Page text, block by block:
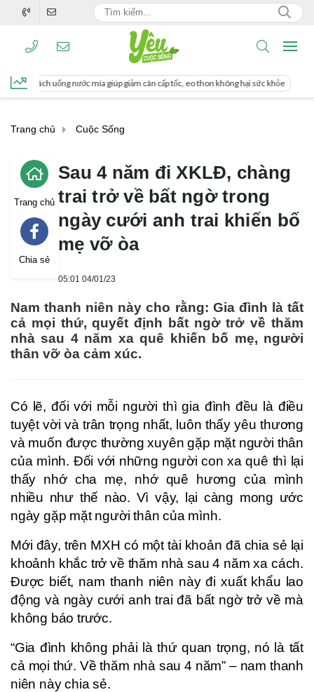
giảm cân cấp tốc, eo thon không hại sức khỏe Miền Bắc sắp xuất hiện
Trang chủ Cuộc Sống
Trang chủ
Chia sẻ
Sau 4 năm đi XKLĐ, chàng
trai trở về bất ngờ trong
ngày cưới anh trai khiến bố
mẹ vỡ òa
05:01 04/01/23
Nam thanh niên này cho rằng: Gia đình là tất
cả mọi thứ, quyết định bất ngờ trở về thăm
nhà sau 4 năm xa quê khiến bố mẹ, người
thân vỡ òa cảm xúc.
Có lẽ, đối với mỗi người thì gia đình đều là điều
tuyệt vời và trân trọng nhất, luôn thấy yêu thương
và muốn được thường xuyên gặp mặt người thân
của mình. Đối với những người con xa quê thì lại
thấy nhớ cha mẹ, nhớ quê hương của mình
nhiều như thế nào. Vì vậy, lại càng mong ước
ngày gặp mặt người thân của mình.
Mới đây, trên MXH có một tài khoản đã chia sẻ lại
khoảnh khắc trở về thăm nhà sau 4 năm xa cách.
Được biết, nam thanh niên này đi xuất khẩu lao
động và ngày cưới anh trai đã bất ngờ trở về mà
không báo trước.
“Gia đình không phải là thứ quan trọng, nó là tất
cả mọi thứ. Về thăm nhà sau 4 năm” – nam thanh
niên này chia sẻ.